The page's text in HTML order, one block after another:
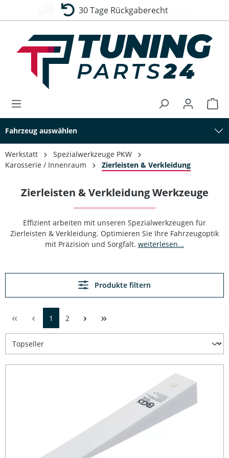
30 Tage Rückgaberecht
Fahrzeug auswählen
Werkstatt
Spezialwerkzeuge PKW
Karosserie / Innenraum
Zierleisten & Verkleidung
Zierleisten & Verkleidung Werkzeuge
Effizient arbeiten mit unseren Spezialwerkzeugen für
Zierleisten & Verkleidung. Optimieren Sie Ihre Fahrzeugoptik
mit Präzision und Sorgfalt. weiterlesen...
Produkte filtern
1 2